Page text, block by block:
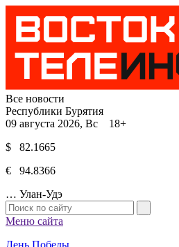
Все новости
Республики Бурятия
09 августа 2026, Вс 18+
$ 82.1665
€ 94.8366
… Улан-Удэ
Меню сайта